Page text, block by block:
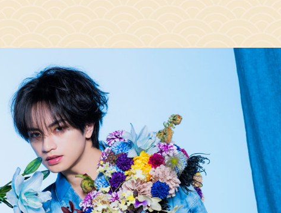
※応援店対象店舗は後日解禁予定となります。